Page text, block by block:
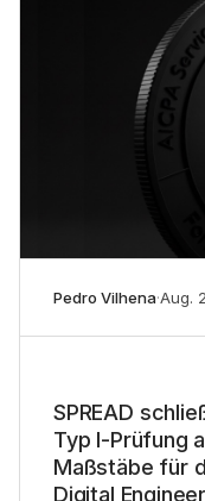
Pedro Vilhena·Aug.
SPREAD
Typ I-Prüfung
Maßstäbe für
Digital